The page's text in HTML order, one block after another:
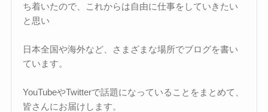
ち着いたので、これからは自由に仕事をしていきたい
と思い
日本全国や海外など、さまざまな場所でブログを書い
ています。
YouTubeやTwitterで話題になっていることをまとめて、
皆さんにお届けします。